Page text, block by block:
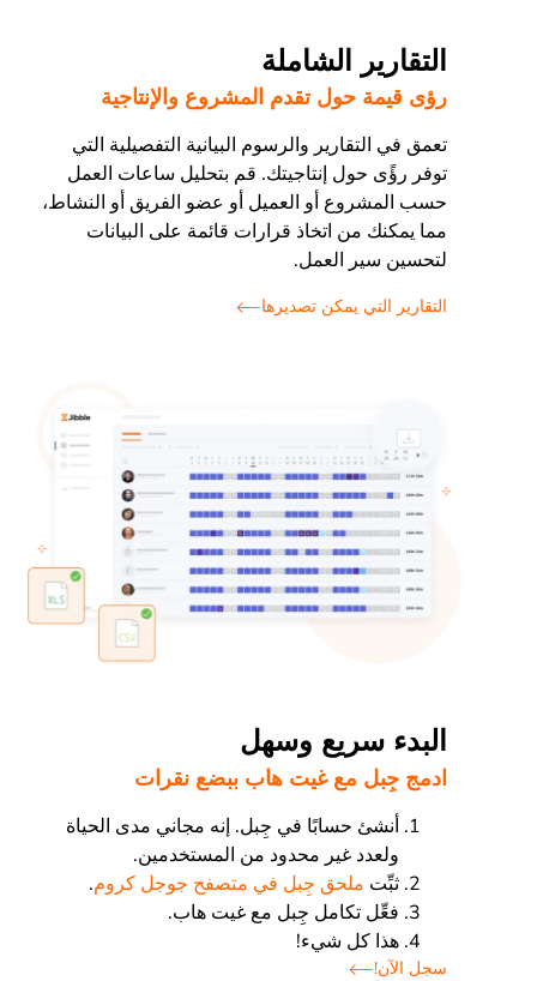
التقارير الشاملة
رؤى قيمة حول تقدم المشروع والإنتاجية
تعمق في التقارير والرسوم البيانية التفصيلية التي
توفر رؤًى حول إنتاجيتك. قم بتحليل ساعات العمل
حسب المشروع أو العميل أو عضو الفريق أو النشاط،
مما يمكنك من اتخاذ قرارات قائمة على البيانات
لتحسين سير العمل.
التقارير التي يمكن تصديرها
البدء سريع وسهل
ادمج جِبل مع غيت هاب ببضع نقرات
أنشئ حسابًا في جِبل. إنه مجاني مدى الحياة
ولعدد غير محدود من المستخدمين.
ثبِّت ملحق جِبل في متصفح جوجل كروم.
فعِّل تكامل جِبل مع غيت هاب.
هذا كل شيء!
سجل الآن!